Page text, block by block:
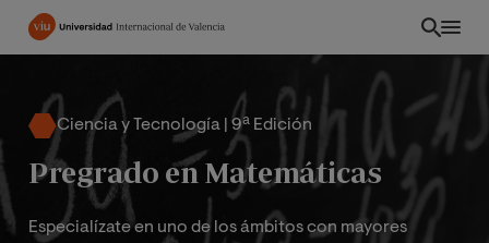
Pasar
principal
Ciencia y Tecnología | 9ª Edición
Pregrado en Matemáticas
Especialízate en uno de los ámbitos con mayores